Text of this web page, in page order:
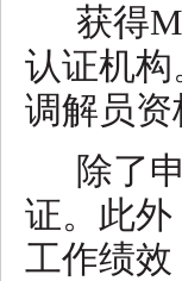
获得
认证机
调解员资
除了
证。此
工作绩